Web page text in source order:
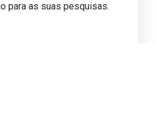
para as suas pesquisas.